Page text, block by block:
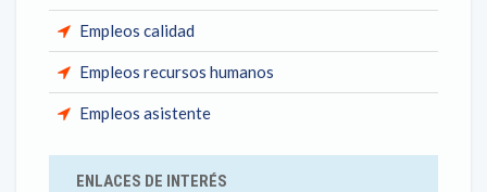
Empleos calidad
Empleos recursos humanos
Empleos asistente
ENLACES DE INTERÉS